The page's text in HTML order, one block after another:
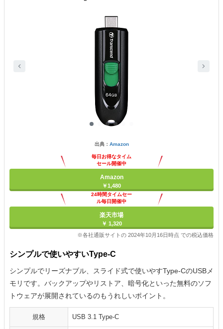
出典： Amazon
毎日お得なタイム
セール開催中
Amazon
￥1,480
24時間タイムセー
ル毎日開催中
楽天市場
￥ 1,320
※各社通販サイトの 2024年10月16日時点 での税込価格
シンプルで使いやすいType-C
シンプルでリーズナブル、スライド式で使いやすType-CのUSBメ
モリです。バックアップやリストア、暗号化といった無料のソフ
トウェアが展開されているのもうれしいポイント。
規格 USB 3.1 Type-C